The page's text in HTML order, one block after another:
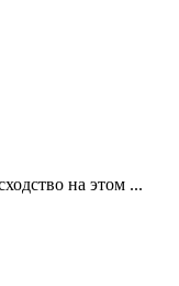
на этом ...